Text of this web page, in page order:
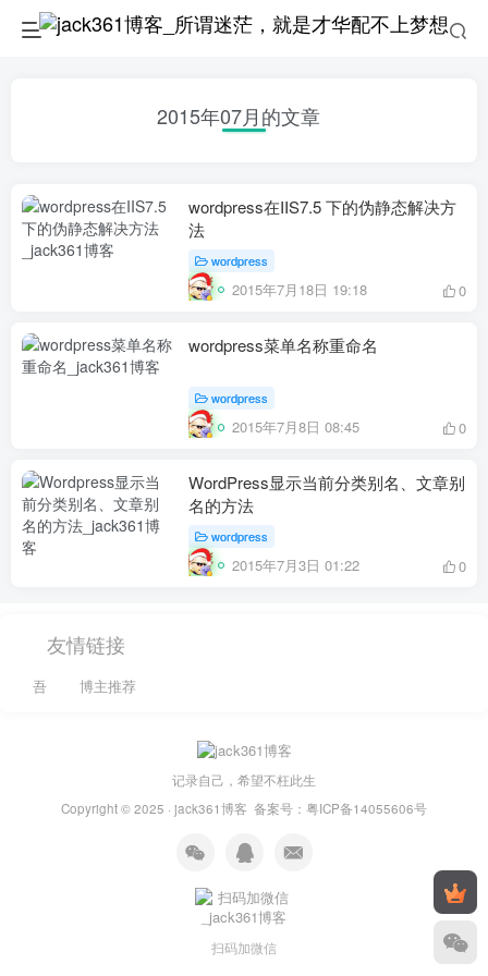
2015年07月的文章
wordpress在IIS7.5 下的伪静态解决方
法
wordpress
2015年7月18日 19:18 0
wordpress菜单名称重命名
wordpress
2015年7月8日 08:45 0
WordPress显示当前分类别名、文章别
名的方法
wordpress
2015年7月3日 01:22 0
友情链接
吾 博主推荐
记录自己，希望不枉此生
Copyright © 2025 · jack361博客 备案号： 粤ICP备14055606号
扫码加微信